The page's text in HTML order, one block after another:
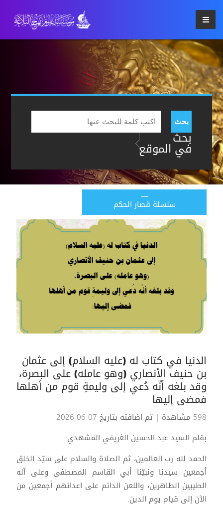
بحث
بحث
في الموقع
سلسلة قصار الحكم
الدنيا في كتاب له (عليه السلام) إلى عثمان
بن حنيف الأنصاري (وهو عامله) على البصرة،
وقد بلغه أنّه دُعي إلى وليمةِ قوم من أهلها
فمضى إليها
598 مشاهدة
| تم اضافته بتاريخ 07-06-2026
بقلم السيد عبد الحسين الغريفي المشهدي
الحمد لله رب العالمين، ثم الصلاة والسلام على سيّد الخلق
أجمعين سيدنا ونبيّنا أبي القاسم المصطفى وعلى آله
الطيبين الطاهرين، واللعن الدائم على اعدائهم أجمعين من
الآن إلى قيام يوم الدين.